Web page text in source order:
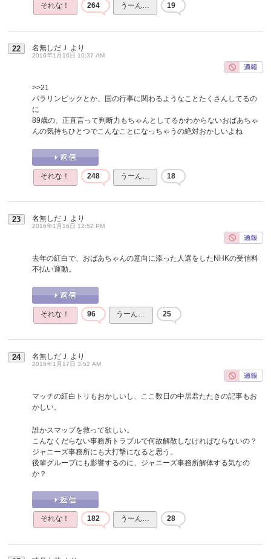
それな！ 264 うーん… 19
22 名無しだＪ より
2016年1月16日 10:37 AM
>>21
パラリンピックとか、国の行事に関わるようなことたくさんしてるの
に
89歳の、正直言って判断力もちゃんとしてるかわからないおばあちゃ
んの気持ちひとつでこんなことになっちゃうの絶対おかしいよね
それな！ 248 うーん… 18
23 名無しだＪ より
2016年1月16日 12:52 PM
去年の紅白で、おばあちゃんの意向に添った人選をしたNHKの受信料
不払い運動。
それな！ 96 うーん… 25
24 名無しだＪ より
2016年1月17日 3:52 AM
マッチの紅白トリもおかしいし、ここ数日の中居君たたきの記事もお
かしい。
誰かスマップを救って欲しい。
こんなくだらない事務所トラブルで何故解散しなければならないの？
ジャニーズ事務所にも大打撃になると思う。
後輩グループにも影響するのに、ジャニーズ事務所解体する気なの
か？
それな！ 182 うーん… 28